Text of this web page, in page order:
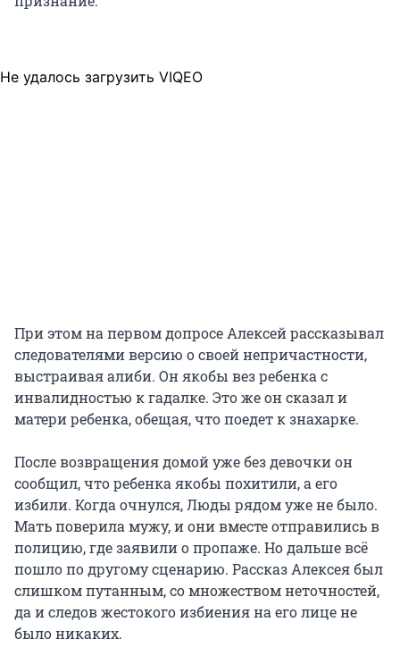
Не удалось загрузить VIQEO
При этом на первом допросе Алексей рассказывал
следователями версию о своей непричастности,
выстраивая алиби. Он якобы вез ребенка с
инвалидностью к гадалке. Это же он сказал и
матери ребенка, обещая, что поедет к знахарке.
После возвращения домой уже без девочки он
сообщил, что ребенка якобы похитили, а его
избили. Когда очнулся, Люды рядом уже не было.
Мать поверила мужу, и они вместе отправились в
полицию, где заявили о пропаже. Но дальше всё
пошло по другому сценарию. Рассказ Алексея был
слишком путанным, со множеством неточностей,
да и следов жестокого избиения на его лице не
было никаких.